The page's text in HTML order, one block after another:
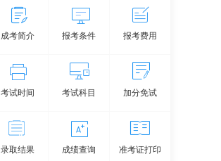
成考简介 报考条件 报考费用
考试时间 考试科目 加分免试
录取结果 成绩查询 准考证打印